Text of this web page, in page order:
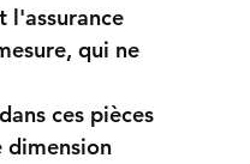
l'assurance
qui ne
ces pièces
dimension